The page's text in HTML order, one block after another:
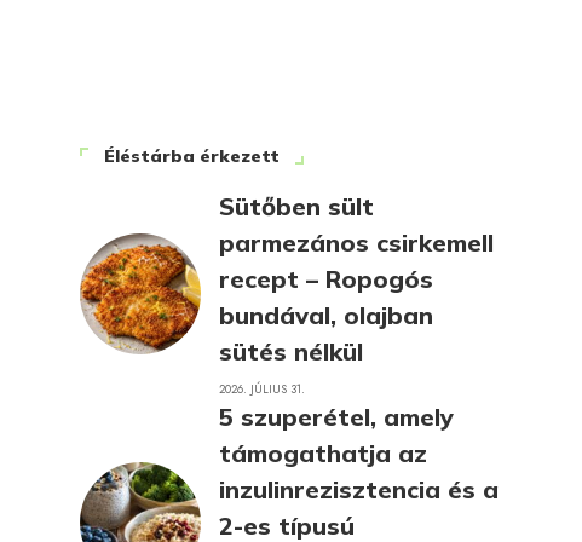
Éléstárba érkezett
Sütőben sült
parmezános csirkemell
recept – Ropogós
bundával, olajban
sütés nélkül
2026. JÚLIUS 31.
5 szuperétel, amely
támogathatja az
inzulinrezisztencia és a
2-es típusú